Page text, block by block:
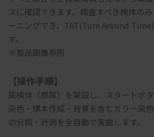
スに確認できます。精査すべき検体の
ーニングでき、TAT(Turn Around
す。
※製品画像参照
【操作手順】
尿検体（原尿）を架設し、スタートボタ
染色・標本作成・背景を含むカラー染
の分類・計測を全自動で実施します。